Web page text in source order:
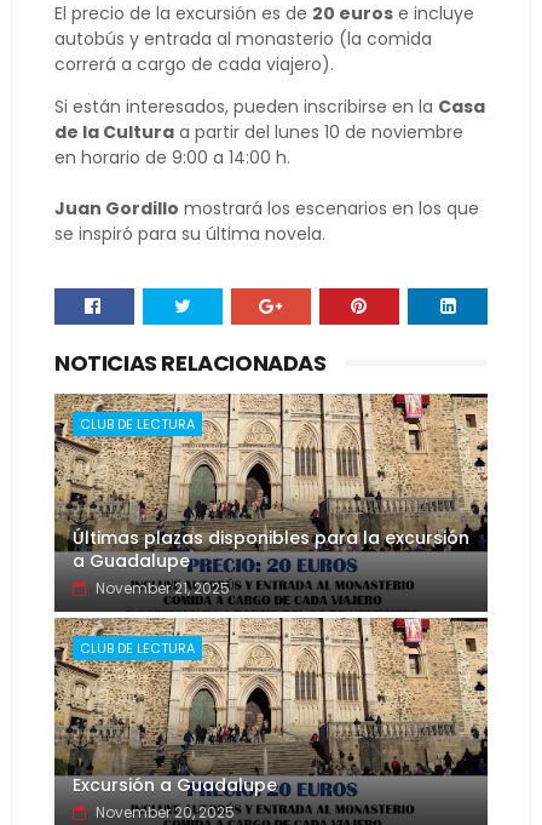
El precio de la excursión es de 20 eurose incluye
autobús y entrada al monasterio (la comida
correrá a cargo de cada viajero).
Si están interesados, pueden inscribirse en la Casa
de la Culturaa partir del lunes 10 de noviembre
en horario de 9:00 a 14:00 h.
Juan Gordillo mostrará los escenarios en los que
se inspiró para su última novela.
NOTICIAS RELACIONADAS
CLUB DE LECTURA
Últimas plazas disponibles para la excursión
a Guadalupe
November 21, 2025
CLUB DE LECTURA
Excursión a Guadalupe
November 20, 2025